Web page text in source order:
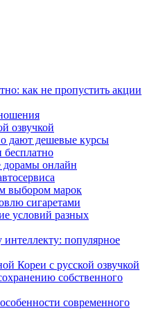
как не пропустить акции
озвучкой
дают дешевые курсы
дорамы онлайн
выбором марок
сигаретами
условий разных
популярное
Кореи с русской озвучкой
собственного
современного